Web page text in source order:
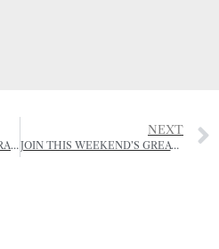
THE JERSEY RACE CLUB – RACE DATES 2024
NEXT
JOIN THIS WEEKEND’S GREAT GARDEN BIRDWATCH